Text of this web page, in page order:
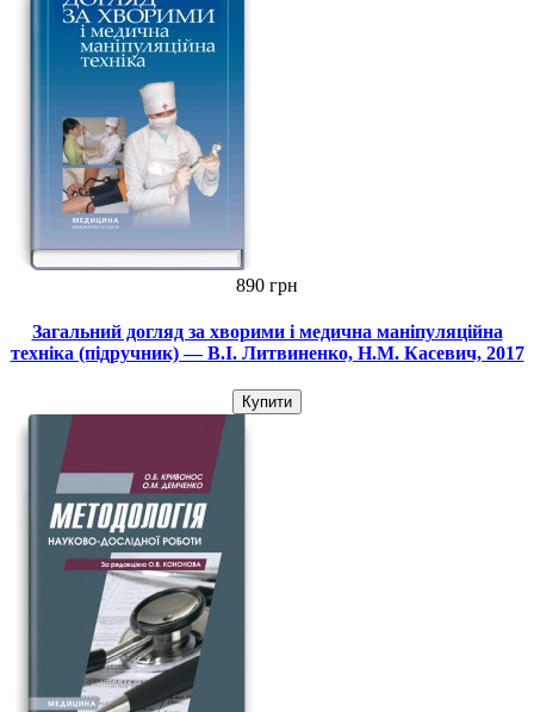
890 грн
Загальний догляд за хворими і медична маніпуляційна
техніка (підручник) — В.І. Литвиненко, Н.М. Касевич, 2017
Купити